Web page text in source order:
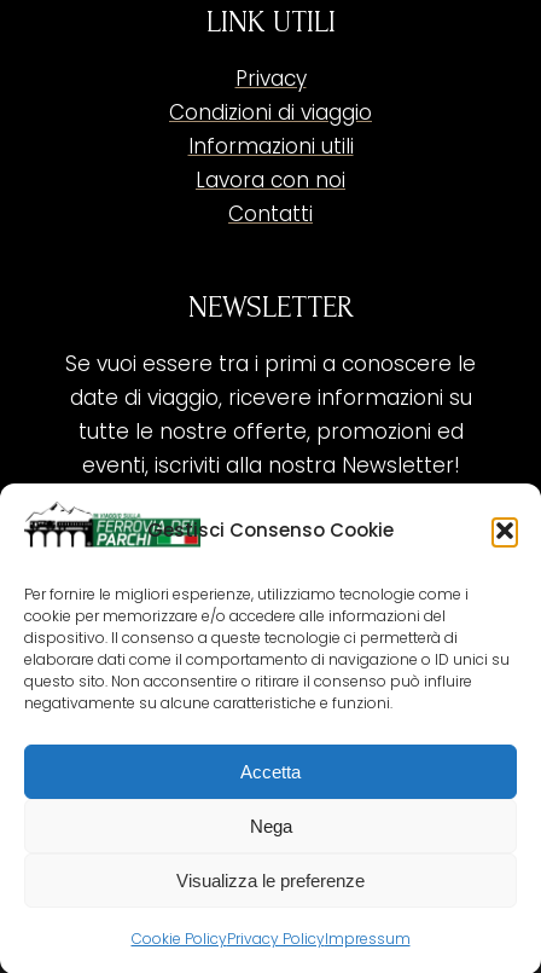
Gestisci Consenso Cookie
Per fornire le migliori esperienze, utilizziamo tecnologie come i
cookie per memorizzare e/o accedere alle informazioni del
dispositivo. Il consenso a queste tecnologie ci permetterà di
elaborare dati come il comportamento di navigazione o ID unici su
questo sito. Non acconsentire o ritirare il consenso può influire
negativamente su alcune caratteristiche e funzioni.
Accetta
Nega
Visualizza le preferenze
Cookie PolicyPrivacy PolicyImpressum
LINK UTILI
Privacy
Condizioni di viaggio
Informazioni utili
Lavora con noi
Contatti
NEWSLETTER
Se vuoi essere tra i primi a conoscere le
date di viaggio, ricevere informazioni su
tutte le nostre offerte, promozioni ed
eventi, iscriviti alla nostra Newsletter!
ISCRIVITI ORA!
SEGUICI SUI NOSTRI SOCIAL
COPYRIGHT 2018-2025 PALLENIUM TOURISM
SRL
AGENZIA VIAGGI E TOUR OPERATOR – P.IVA: